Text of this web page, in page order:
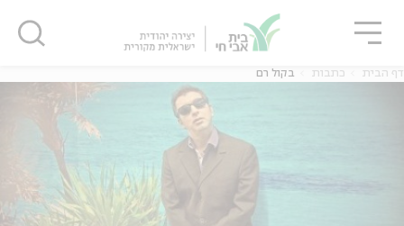
אנגלית
דף הבית כתבות בקול רם
סגור